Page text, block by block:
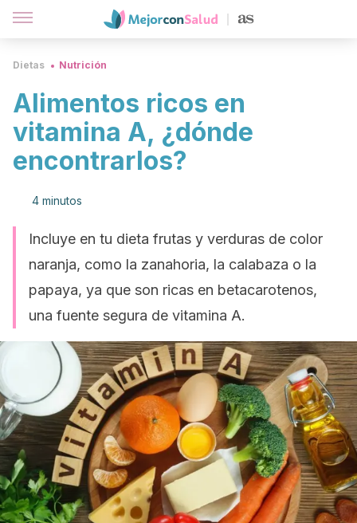
Dietas Nutrición
Alimentos ricos en
vitamina A, ¿dónde
encontrarlos?
4 minutos
Incluye en tu dieta frutas y verduras de color
naranja, como la zanahoria, la calabaza o la
papaya, ya que son ricas en betacarotenos,
una fuente segura de vitamina A.